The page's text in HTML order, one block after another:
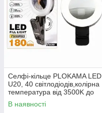
Селфі-кільце PLOKAMA LED
U20, 40 світлодіодів,колірна
температура від 3500K до
6500K,три рівні яскравості,
чорне
В наявності